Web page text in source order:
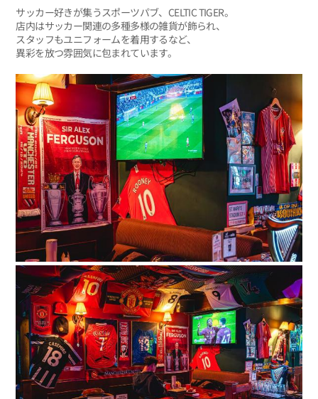
サッカー好きが集うスポーツパブ、CELTIC TIGER。
店内はサッカー関連の多種多様の雑貨が飾られ、
スタッフもユニフォームを着用するなど、
異彩を放つ雰囲気に包まれています。